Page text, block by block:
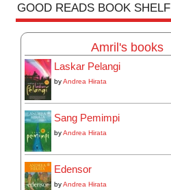
GOOD READS BOOK SHELF
Amril's books
Laskar Pelangi
byAndrea Hirata
Sang Pemimpi
byAndrea Hirata
Edensor
byAndrea Hirata